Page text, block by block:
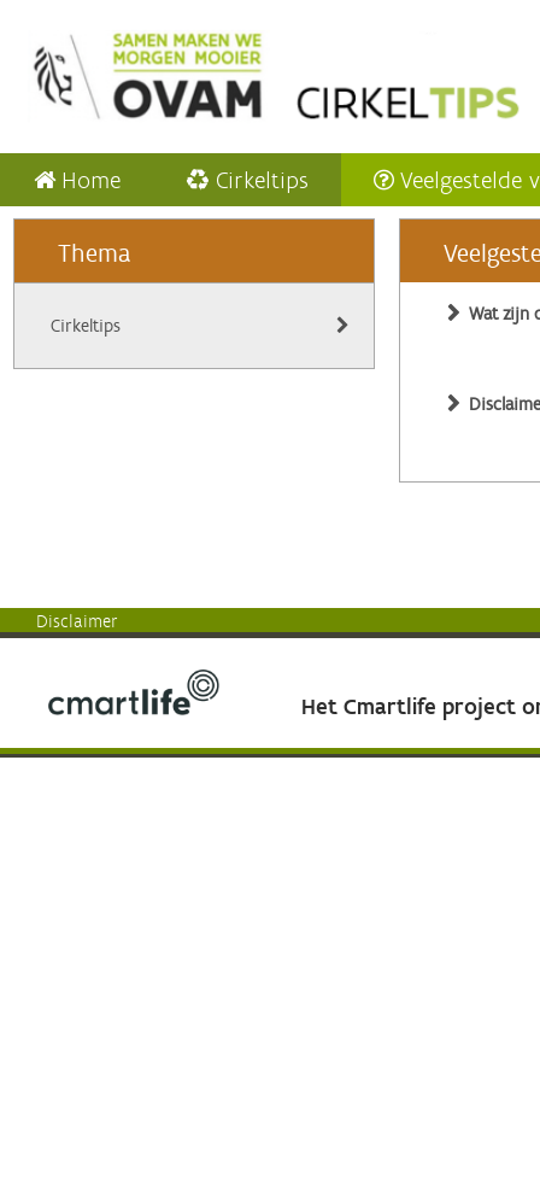
Home Cirkeltips Veelgestelde
Thema
Cirkeltips
Wat zijn
Disclaimer
Het Cmartlife project